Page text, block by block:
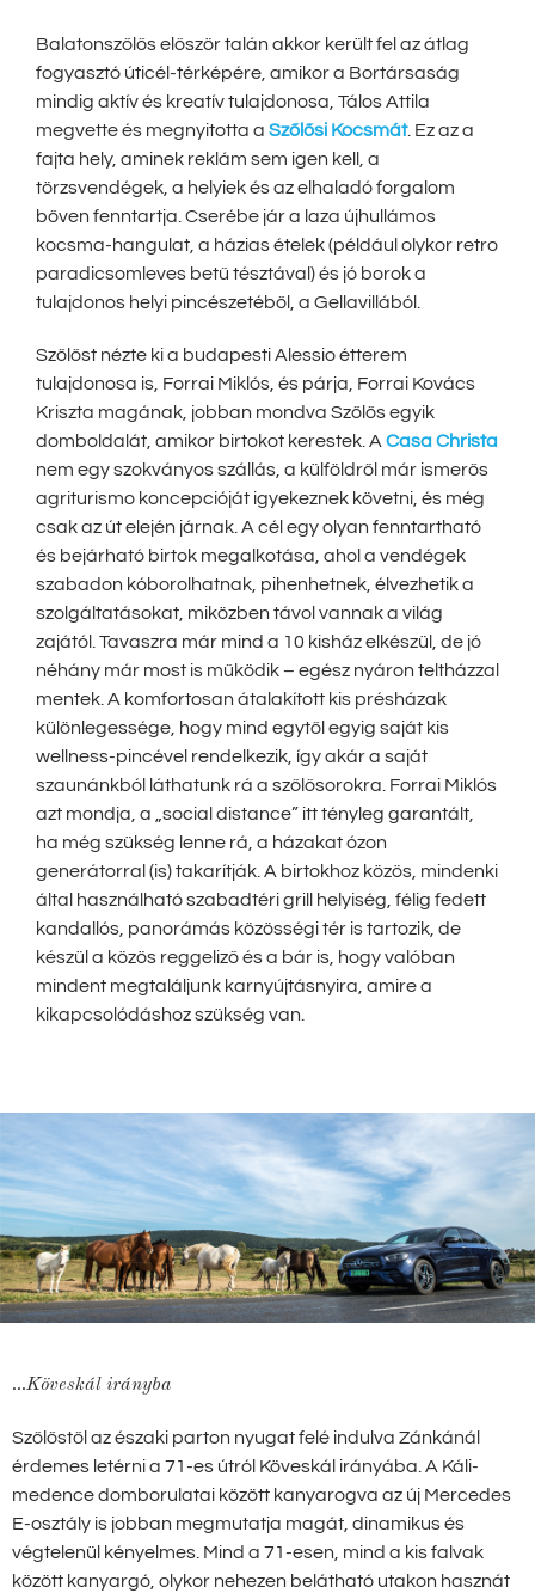
Balatonszőlős először talán akkor került fel az átlag
fogyasztó úticél-térképére, amikor a Bortársaság
mindig aktív és kreatív tulajdonosa, Tálos Attila
megvette és megnyitotta a Szőlősi Kocsmát. Ez az a
fajta hely, aminek reklám sem igen kell, a
törzsvendégek, a helyiek és az elhaladó forgalom
bőven fenntartja. Cserébe jár a laza újhullámos
kocsma-hangulat, a házias ételek (például olykor retro
paradicsomleves betű tésztával) és jó borok a
tulajdonos helyi pincészetéből, a Gellavillából.
Szőlőst nézte ki a budapesti Alessio étterem
tulajdonosa is, Forrai Miklós, és párja, Forrai Kovács
Kriszta magának, jobban mondva Szőlős egyik
domboldalát, amikor birtokot kerestek. A Casa Christa
nem egy szokványos szállás, a külföldről már ismerős
agriturismo koncepcióját igyekeznek követni, és még
csak az út elején járnak. A cél egy olyan fenntartható
és bejárható birtok megalkotása, ahol a vendégek
szabadon kóborolhatnak, pihenhetnek, élvezhetik a
szolgáltatásokat, miközben távol vannak a világ
zajától. Tavaszra már mind a 10 kisház elkészül, de jó
néhány már most is működik – egész nyáron teltházzal
mentek. A komfortosan átalakított kis présházak
különlegessége, hogy mind egytől egyig saját kis
wellness-pincével rendelkezik, így akár a saját
szaunánkból láthatunk rá a szőlősorokra. Forrai Miklós
azt mondja, a „social distance” itt tényleg garantált,
ha még szükség lenne rá, a házakat ózon
generátorral (is) takarítják. A birtokhoz közös, mindenki
által használható szabadtéri grill helyiség, félig fedett
kandallós, panorámás közösségi tér is tartozik, de
készül a közös reggeliző és a bár is, hogy valóban
mindent megtaláljunk karnyújtásnyira, amire a
kikapcsolódáshoz szükség van.
...Köveskál irányba
Szőlőstől az északi parton nyugat felé indulva Zánkánál
érdemes letérni a 71-es útról Köveskál irányába. A Káli-
medence domborulatai között kanyarogva az új Mercedes
E-osztály is jobban megmutatja magát, dinamikus és
végtelenül kényelmes. Mind a 71-esen, mind a kis falvak
között kanyargó, olykor nehezen belátható utakon hasznát